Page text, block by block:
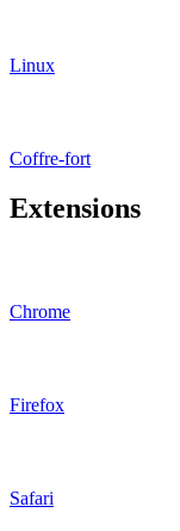
Linux
Coffre-fort
Extensions
Chrome
Firefox
Safari